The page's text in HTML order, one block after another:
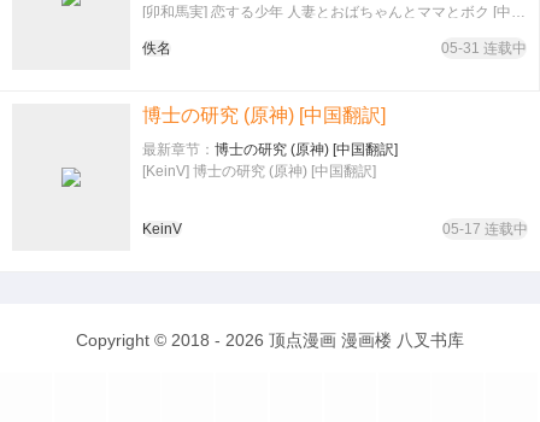
[卯和馬実] 恋する少年 人妻とおばちゃんとママとボク [中国
佚名
05-31 连载中
博士の研究 (原神) [中国翻訳]
最新章节： 博士の研究 (原神) [中国翻訳]
[KeinV] 博士の研究 (原神) [中国翻訳]
KeinV 05-17 连载中
Copyright © 2018 - 2026 顶点漫画 漫画楼 八叉书库